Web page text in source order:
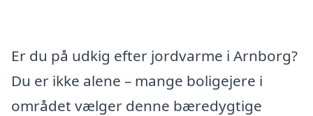
Er du på udkig efter jordvarme i Arnborg?
Du er ikke alene – mange boligejere i
området vælger denne bæredygtige